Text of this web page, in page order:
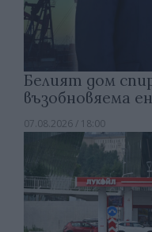
Белият дом
възобновяема
07.08.2026 / 18:00